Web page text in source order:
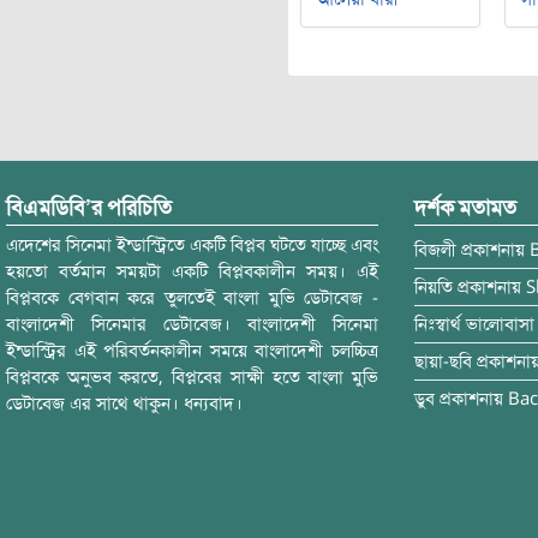
বিএমডিবি’র পরিচিতি
এদেশের সিনেমা ইন্ডাস্ট্রিতে একটি বিপ্লব ঘটতে যাচ্ছে এবং
হয়তো বর্তমান সময়টা একটি বিপ্লবকালীন সময়। এই
বিপ্লবকে বেগবান করে তুলতেই বাংলা মুভি ডেটাবেজ -
বাংলাদেশী সিনেমার ডেটাবেজ। বাংলাদেশী সিনেমা
ইন্ডাস্ট্রির এই পরিবর্তনকালীন সময়ে বাংলাদেশী চলচ্চিত্র
বিপ্লবকে অনুভব করতে, বিপ্লবের সাক্ষী হতে বাংলা মুভি
ডেটাবেজ এর সাথে থাকুন। ধন্যবাদ।
দর্শক মতামত
বিজলী প্রকাশনায়
নিয়তি প্রকাশনায়
নিঃস্বার্থ ভালোবাসা
ছায়া-ছবি
ডুব প্রকাশনায়